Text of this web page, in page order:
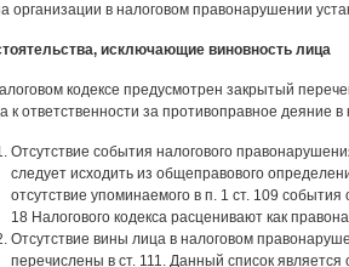
организации в налоговом правонарушении
исключающие виновность лица
кодексе предусмотрен закрытый
к ответственности за противоправное деяние
Отсутствие события налогового
следует исходить из общеправового
отсутствие упоминаемого в п. 1 ст. 109
18 Налогового кодекса расценивают как
Отсутствие вины лица в налоговом
перечислены в ст. 111. Данный список является